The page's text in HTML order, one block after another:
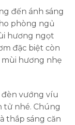
đến ánh sáng
phòng ngủ
hương ngọt
đặc biệt còn
hương nhẹ
vướng víu
tử nhé. Chúng
thắp sáng căn